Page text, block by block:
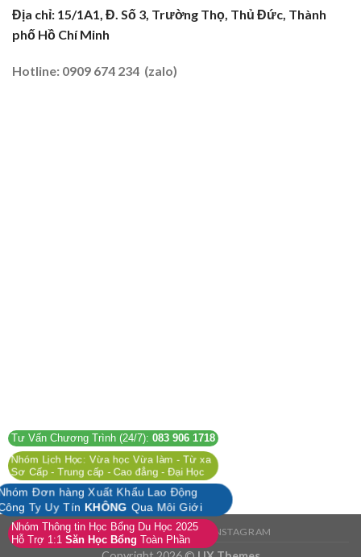
Nghề
Tại
Lúa
Địa chỉ: 15/1A1, Đ. Số 3, Trường Thọ, Thủ Đức, Thành
phố Hồ Chí Minh
Hotline: 0909 674 234 (zalo)
FACEBOOK TWITTER INSTAGRAM
Tư Vấn Chương Trình (24/7): 083 906 1718
Nhóm Lịch Học: Vừa học Vừa làm - Từ xa
Sơ Cấp - Trung cấp - Cao đẳng - Đại Học
Nhóm Đơn hàng Xuất Khẩu Lao Động
Công Ty Uy TínKHÔNG Qua Môi Giới
Nhóm Thông tin Học Bổng Du Học 2025
Hỗ Trợ 1:1 Săn Học Bổng Toàn Phần